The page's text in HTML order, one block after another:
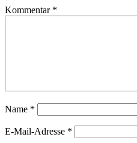
Kommentar *
Name *
E-Mail-Adresse *